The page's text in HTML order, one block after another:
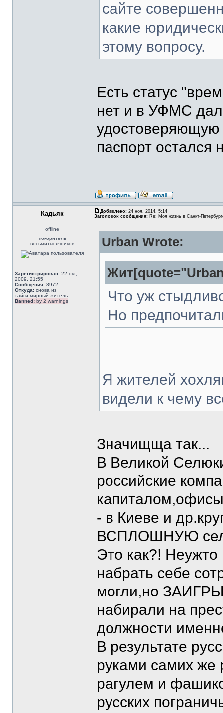
сайте
какие
этому вопросу.
Есть статус
нет и в УФМС
удостоверяющую
паспорт остался
Кадьяк Добавлено: 24 ноя, 2014, 5:14
Заголовок сообщения: Re: Моя жизнь в Санкт-
offline
покоритель
восьмитысячников
Зарегистрирован: 22 окт,
2009, 21:55
Сообщения: 8972
Откуда: снова из
тайги,мирный житель.
Banned: by 2 warnings
Urban Wrote:
Что уж
Но
Я жителей
видели к чему
Значищща так...
В Великой
российские
- в Киеве и
ВСПЛОШНУЮ
Это как?! Неужто
набрать себе
могли,но
набирали на
должности
В результате
руками самих же
рагулем и
русских